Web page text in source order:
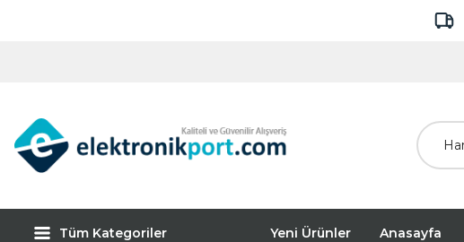
Tüm Kategoriler Yeni Ürünler Anasayfa